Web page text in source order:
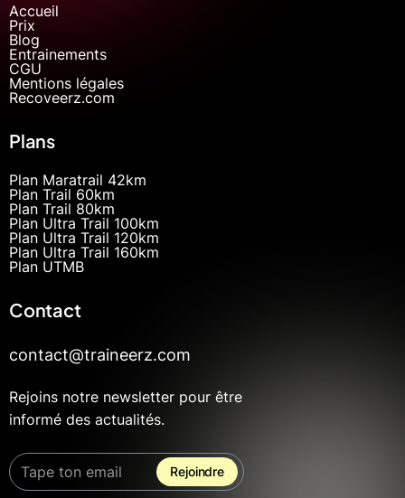
Accueil
Prix
Blog
Entrainements
CGU
Mentions légales
Recoveerz.com
Plans
Plan Maratrail 42km
Plan Trail 60km
Plan Trail 80km
Plan Ultra Trail 100km
Plan Ultra Trail 120km
Plan Ultra Trail 160km
Plan UTMB
Contact
contact@traineerz.com
Rejoins notre newsletter pour être
informé des actualités.